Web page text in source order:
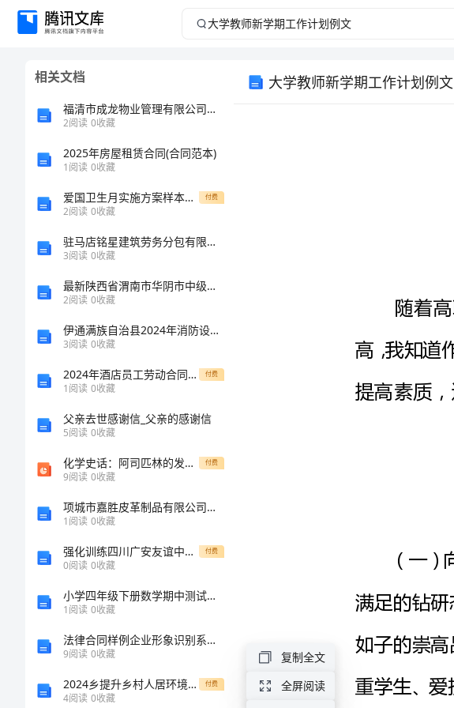
大
相关文档
福清市成龙物业管理有限公司介绍企业发展分析报告
2阅读 0收藏
2025年房屋租赁合同(合同范本)
1阅读 0收藏
爱国卫生月实施方案样本（5篇） 付费
2阅读 0收藏
驻马店铭星建筑劳务分包有限公司介绍企业发展分析报告
3阅读 0收藏
最新陕西省渭南市华阴市中级统计师《统计基础知识理论及相关知识》预测密卷含解析
2阅读 0收藏
伊通满族自治县2024年消防设备操作员考试题库附答案（模拟题）
3阅读 0收藏
2024年酒店员工劳动合同格式范文（5篇） 付费
1阅读 0收藏
父亲去世感谢信_父亲的感谢信
5阅读 0收藏
化学史话：阿司匹林的发展史及其药理作用 付费
9阅读 0收藏
项城市嘉胜皮革制品有限公司介绍企业发展分析报告
1阅读 0收藏
强化训练四川广安友谊中学数学七年级下册第四章因式分解定向攻克试题（含详细解析） 付费
0阅读 0收藏
小学四年级下册数学期中测试卷及参考答案
1阅读 0收藏
法律合同样例企业形象识别系统CIS建设设计合同书
9阅读 0收藏
2024乡提升乡村人居环境百日整治工作实施方案 付费
4阅读 0收藏
大学教师新学期工作计划例文
复制全文
全屏阅读